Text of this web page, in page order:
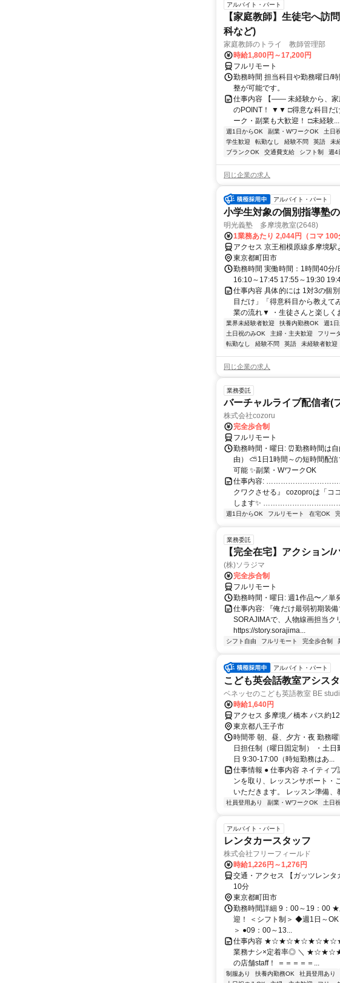
アルバイト・パート
【家庭教師】生徒宅へ訪
科など)
家庭教師のトライ 教師管理部
時給1,800円～17,200円
フルリモート
勤務時間 担当科目や勤務曜日/
整が可能です。
仕事内容 【―― 未経験から、
のPOINT！ ▼▼ □得意な科目だ
ーク・副業も大歓迎！ □未経験...
週1日からOK 副業・WワークOK 土日
学生歓迎
転勤なし 経験不問 英語 未
ブランクOK
交通費支給 シフト制 週4
同じ企業の求人
アルバイト・パート
小学生対象の個別指導塾
明光義塾 多摩境教室(2648)
1業務あたり 2,044円（コマ 100
アクセス 京王相模原線多摩境駅
東京都町田市
勤務時間 実働時間：1時間40分/
16:10～17:45 17:55～19:30
仕事内容 具体的には 1対3の個
目だけ」「得意科目から教えて
業の流れ▼ ・生徒さんと楽しく
業界未経験者歓迎 扶養内勤務OK 週1
土日祝のみOK
主婦・主夫歓迎 フリー
転勤なし
経験不問 英語 未経験者歓迎
同じ企業の求人
業務委託
バーチャルライブ配信者(
株式会社cozoru
完全歩合制
フルリモート
勤務時間・曜日: ⏰勤務時間は
由） ⛅1日1時間～の短時間配
可能 ✨副業・WワークOK
仕事内容:
クワクさせる』 cozoproは「コ
します✨
週1日からOK フルリモート 在宅OK
業務委託
【完全在宅】アクション/
(株)ソラジマ
完全歩合制
フルリモート
勤務時間・曜日: 週1作品〜／単
仕事内容: 『俺だけ最弱初期装
SORAJIMAで、人物線画担当ク
https://story.sorajima...
シフト自由 フルリモート 完全歩合制
アルバイト・パート
こども英会話教室アシス
ベネッセのこども英語教室 BE
時給1,640円
アクセス 多摩境／橋本 バス約
東京都八王子市
時間帯 朝、昼、夕方・夜 勤務
日担任制（曜日固定制） ・土日
日 9:30-17:00（時短勤務はあ...
仕事情報 ● 仕事内容 ネイティ
ンを取り、レッスンサポート・
いただきます。 レッスン準備、
社員登用あり 副業・WワークOK 土日
アルバイト・パート
レンタカースタッフ
株式会社フリーフィールド
時給1,226円～1,276円
交通・アクセス 【ガッツレン
10分
東京都町田市
勤務時間詳細 9：00～19：00
迎！ ＜シフト制＞ ◆週1日～
＞ ●09：00～13...
仕事内容
業務ナシ×定着率◎ ＼
の店舗staff！ ＝＝＝＝＝...
制服あり 扶養内勤務OK 社員登用あり